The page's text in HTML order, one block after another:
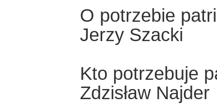
O potrzebie
Jerzy Szacki
Kto potrzebuje
Zdzisław Najder